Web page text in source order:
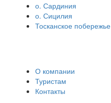
о. Сардиния
о. Сицилия
Тосканское побережье
О компании
Туристам
Контакты